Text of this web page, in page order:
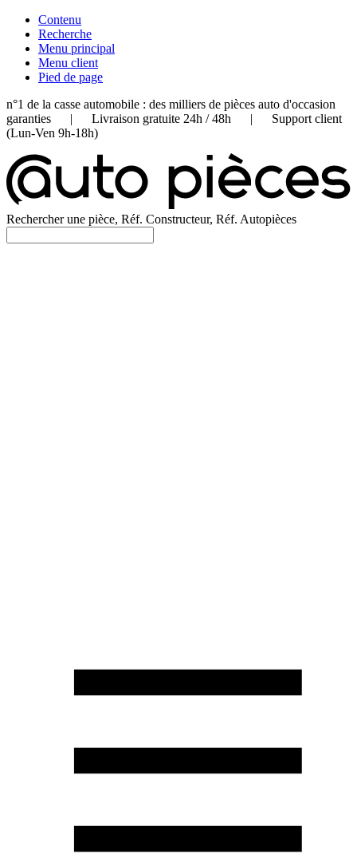
Contenu
Recherche
Menu principal
Menu client
Pied de page
n°1 de la casse automobile : des milliers de pièces auto d'occasion
garanties | Livraison gratuite 24h / 48h | Support client
(Lun-Ven 9h-18h)
Rechercher une pièce, Réf. Constructeur, Réf. Autopièces